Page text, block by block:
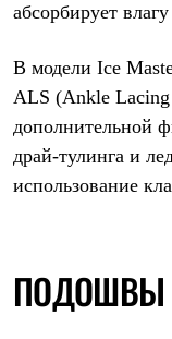
абсорбирует
В модели Ice
ALS (Ankle
дополнительной
драй-тулинга и
использование
ПОДОШВЫ